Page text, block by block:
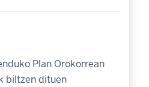
Plan Orokorrean
biltzen dituen